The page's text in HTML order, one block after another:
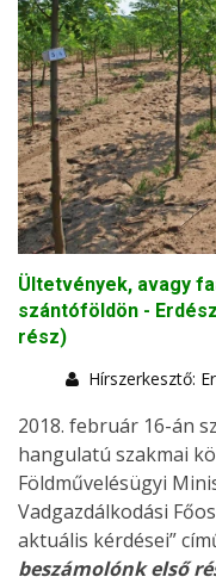
Ültetvények, avagy
szántóföldön -
rész)
Hírszerkesztő:
2018. február 16-án
hangulatú szakmai
Földművelésügyi
Vadgazdálkodási
aktuális kérdései”
beszámolónk első